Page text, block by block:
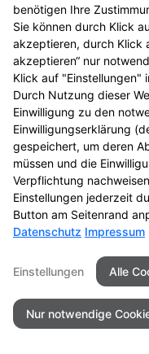
© 2026
benötigen Ihre
Sie können durch Klick
akzeptieren, durch Klick
akzeptieren“ nur
Klick auf "Einstellungen"
Durch Nutzung dieser
Einwilligung zu den
Einwilligungserklärung
gespeichert, um deren
müssen und die
Verpflichtung
Einstellungen jederzeit
Button am Seitenrand
Datenschutz Impressum
Einstellungen Alle
Nur notwendige